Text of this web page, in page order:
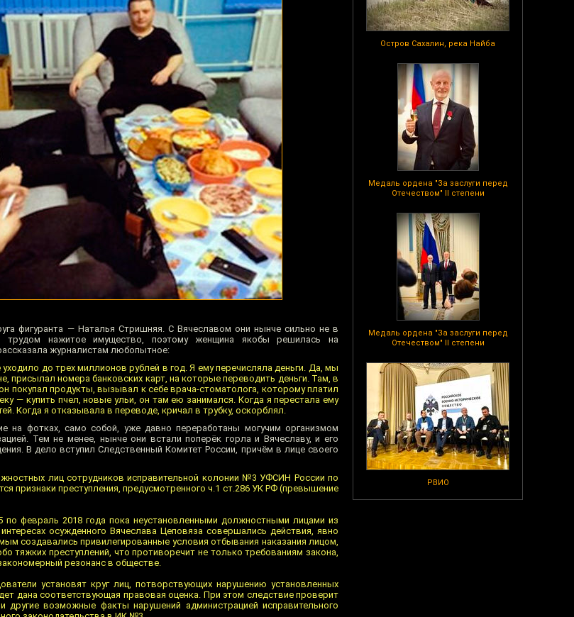
Остров Сахалин, река Найба
Медаль ордена "За заслуги перед
Отечеством" II степени
Медаль ордена "За заслуги перед
Отечеством" II степени
РВИО
фигуранта — Наталья Стришняя. С Вячеславом они нынче сильно не в
трудом нажитое имущество, поэтому женщина якобы решилась на
журналистам любопытное:
до трех миллионов рублей в год. Я ему перечисляла деньги. Да, мы
присылал номера банковских карт, на которые переводить деньги. Там, в
покупал продукты, вызывал к себе врача-стоматолога, которому платил
— купить пчел, новые ульи, он там ею занимался. Когда я перестала ему
Когда я отказывала в переводе, кричал в трубку, оскорблял.
на фотках, само собой, уже давно переработаны могучим организмом
Тем не менее, нынче они встали поперёк горла и Вячеславу, и его
В дело вступил Следственный Комитет России, причём в лице своего
лиц сотрудников исправительной колонии №3 УФСИН России по
признаки преступления, предусмотренного ч.1 ст.286 УК РФ (превышение
февраль 2018 года пока неустановленными должностными лицами из
осужденного Вячеслава Цеповяза совершались действия, явно
создавались привилегированные условия отбывания наказания лицом,
тяжких преступлений, что противоречит не только требованиям закона,
резонанс в обществе.
установят круг лиц, потворствующих нарушению установленных
дана соответствующая правовая оценка. При этом следствие проверит
возможные факты нарушений администрацией исправительного